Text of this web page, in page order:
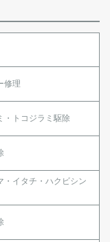
修理
・トコジラミ駆除
・イタチ・ハクビシン